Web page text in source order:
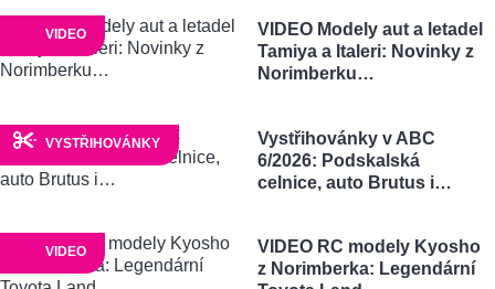
VIDEO
VIDEO Modely aut a letadel
Tamiya a Italeri: Novinky z
Norimberku…
VYSTŘIHOVÁNKY
Vystřihovánky v ABC
6/2026: Podskalská
celnice, auto Brutus i…
VIDEO
VIDEO RC modely Kyosho
z Norimberka: Legendární